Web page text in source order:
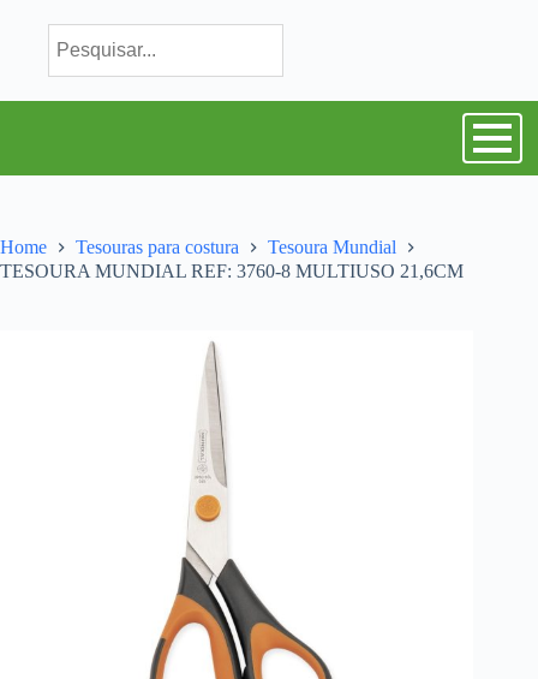
Home Tesouras para costura
Tesoura Mundial
TESOURA MUNDIAL REF: 3760-8 MULTIUSO 21,6CM